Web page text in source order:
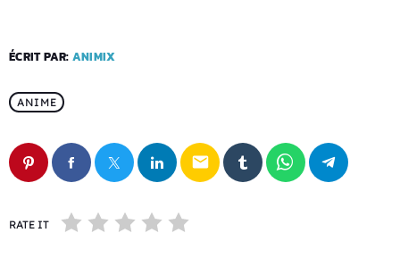
ÉCRIT PAR: ANIMIX
ANIME
email
RATE IT